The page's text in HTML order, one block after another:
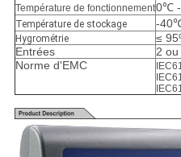
Température de fonctionnement0℃
Température de stockage -
Hygrométrie
≤
Entrées
2 ou
Norme d'EMC